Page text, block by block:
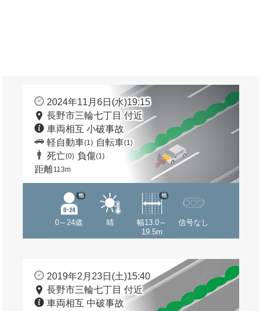
2024年11月6日(水)19:15
長野市三輪七丁目 付近
車両相互 小破事故
軽自動車(1) 自転車(1)
死亡(0) 負傷(1)
距離113m
0～24歳
他
晴
幅13.0～
19.5m
他
信号なし
2019年2月23日(土)15:40
長野市三輪七丁目 付近
車両相互 中破事故